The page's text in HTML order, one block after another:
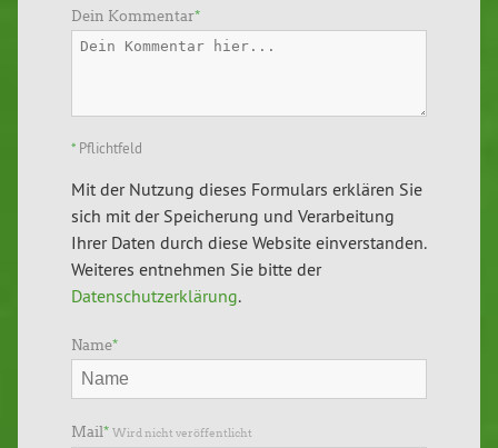
Dein Kommentar*
* Pflichtfeld
Mit der Nutzung dieses Formulars erklären Sie
sich mit der Speicherung und Verarbeitung
Ihrer Daten durch diese Website einverstanden.
Weiteres entnehmen Sie bitte der
Datenschutzerklärung.
Name*
Mail* Wird nicht veröffentlicht